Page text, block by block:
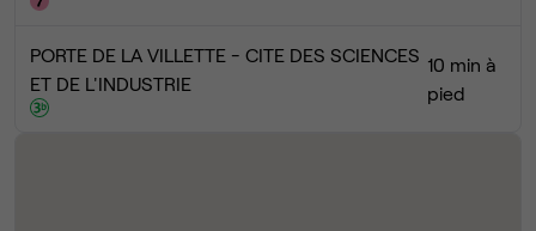
PORTE DE LA VILLETTE - CITE DES SCIENCES
ET DE L'INDUSTRIE
10 min à
pied